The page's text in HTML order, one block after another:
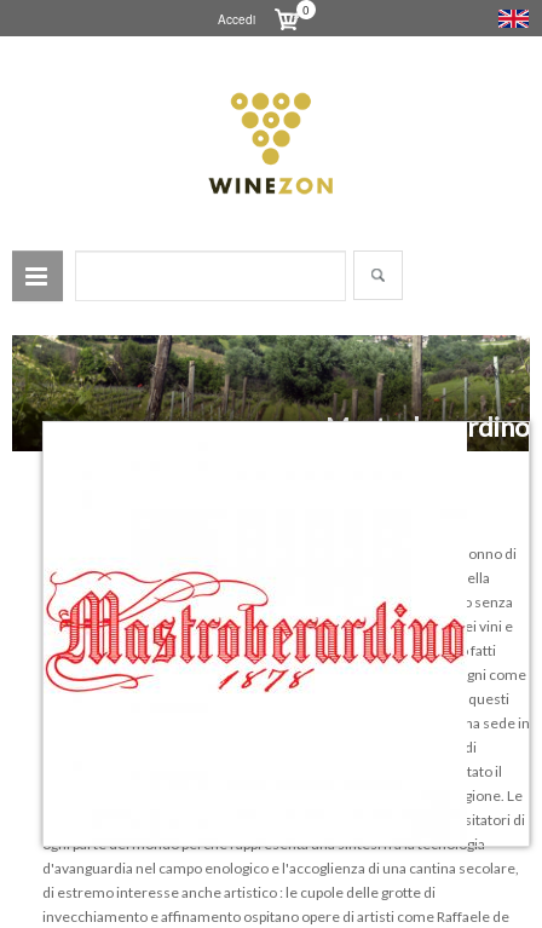
Accedi
0
Mastroberardino
Mastroberardino, Cavaliere dell’Ordine della Corona d’Italia e bisnonno di
Piero Mastroberardino, attuale Presidente dell'azienda. L'attività della
famiglia Mastroberardino si snoda da Angelo al suo pronipote Piero senza
soluzione di continuità: continua è stata l'opera di valorizzazione dei vini e
dei vitigni del territorio, durante la quale i Mastroberardino si sono fatti
pionieri della salvaguardia, della difesa e della valorizzazione di vitigni come
il Fiano, il Greco e l'Aglianico anche in tempi in cui la coltivazione di questi
vitigni era poco di moda e ristretta a territori circoscritti. L'azienda ha sede in
Campania, precisamente ad Atripalda, nell’Alta Irpinia, in provincia di
Avellino. Le tenute sono dislocate nelle aree che hanno rappresentato il
centro delle zone di produzione tipiche dei grandi vini di questa regione. Le
visite alla cantina sono particolarmente interessanti e ambite da visitatori di
ogni parte del mondo perché rappresenta una sintesi fra la tecnologia
d'avanguardia nel campo enologico e l'accoglienza di una cantina secolare,
di estremo interesse anche artistico : le cupole delle grotte di
invecchiamento e affinamento ospitano opere di artisti come Raffaele de